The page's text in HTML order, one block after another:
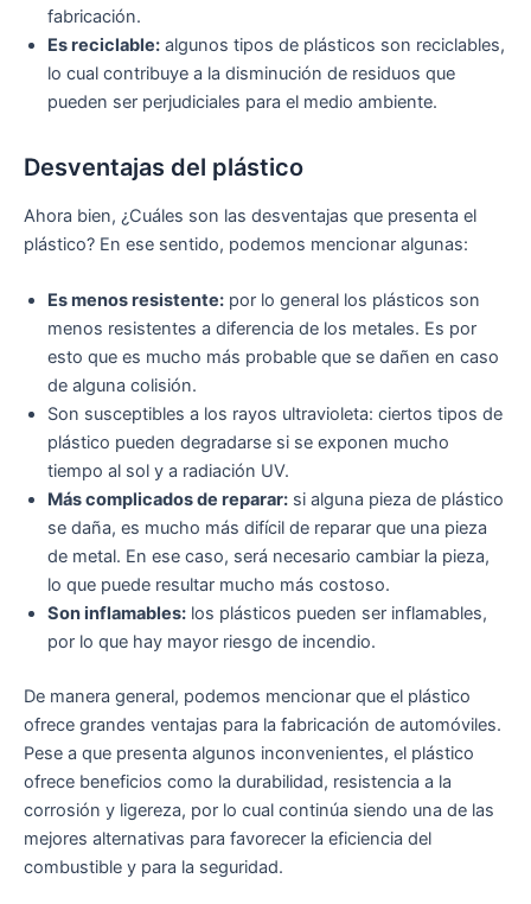
fabricación.
Es reciclable: algunos tipos de plásticos son reciclables,
lo cual contribuye a la disminución de residuos que
pueden ser perjudiciales para el medio ambiente.
Desventajas del plástico
Ahora bien, ¿Cuáles son las desventajas que presenta el
plástico? En ese sentido, podemos mencionar algunas:
Es menos resistente: por lo general los plásticos son
menos resistentes a diferencia de los metales. Es por
esto que es mucho más probable que se dañen en caso
de alguna colisión.
Son susceptibles a los rayos ultravioleta: ciertos tipos de
plástico pueden degradarse si se exponen mucho
tiempo al sol y a radiación UV.
Más complicados de reparar: si alguna pieza de plástico
se daña, es mucho más difícil de reparar que una pieza
de metal. En ese caso, será necesario cambiar la pieza,
lo que puede resultar mucho más costoso.
Son inflamables: los plásticos pueden ser inflamables,
por lo que hay mayor riesgo de incendio.
De manera general, podemos mencionar que el plástico
ofrece grandes ventajas para la fabricación de automóviles.
Pese a que presenta algunos inconvenientes, el plástico
ofrece beneficios como la durabilidad, resistencia a la
corrosión y ligereza, por lo cual continúa siendo una de las
mejores alternativas para favorecer la eficiencia del
combustible y para la seguridad.